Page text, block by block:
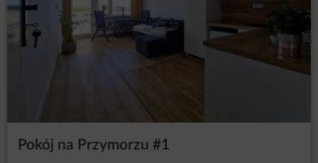
Pokój na Przymorzu #1